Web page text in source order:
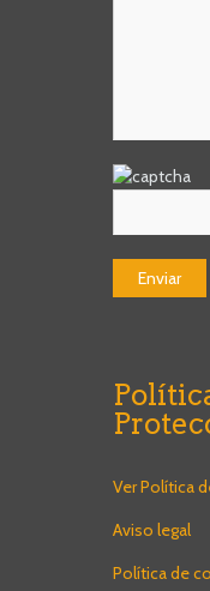
Ver Política
Aviso legal
Política de